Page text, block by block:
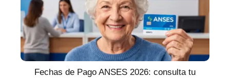
Fechas de Pago ANSES 2026: consulta tu